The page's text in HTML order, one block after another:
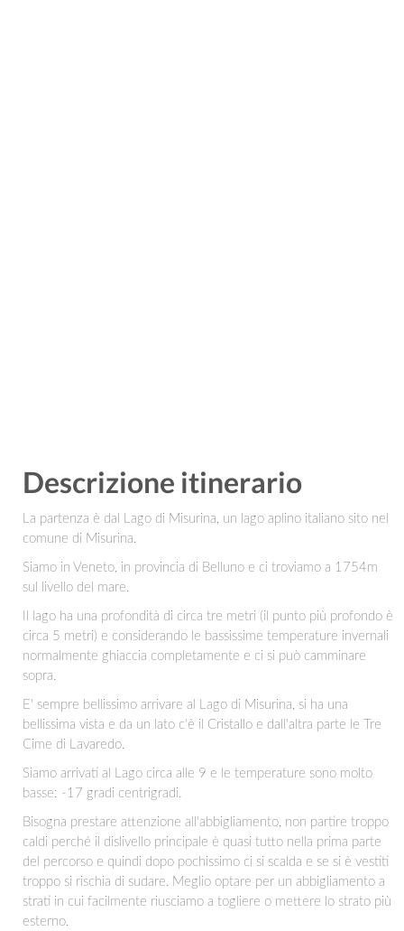
Descrizione itinerario
La partenza è dal Lago di Misurina, un lago aplino italiano sito nel
comune di Misurina.
Siamo in Veneto, in provincia di Belluno e ci troviamo a 1754m
sul livello del mare.
Il lago ha una profondità di circa tre metri (il punto più profondo è
circa 5 metri) e considerando le bassissime temperature invernali
normalmente ghiaccia completamente e ci si può camminare
sopra.
E' sempre bellissimo arrivare al Lago di Misurina, si ha una
bellissima vista e da un lato c'è il Cristallo e dall'altra parte le Tre
Cime di Lavaredo.
Siamo arrivati al Lago circa alle 9 e le temperature sono molto
basse: -17 gradi centrigradi.
Bisogna prestare attenzione all'abbigliamento, non partire troppo
caldi perché il dislivello principale è quasi tutto nella prima parte
del percorso e quindi dopo pochissimo ci si scalda e se si è vestiti
troppo si rischia di sudare. Meglio optare per un abbigliamento a
strati in cui facilmente riusciamo a togliere o mettere lo strato più
esterno.